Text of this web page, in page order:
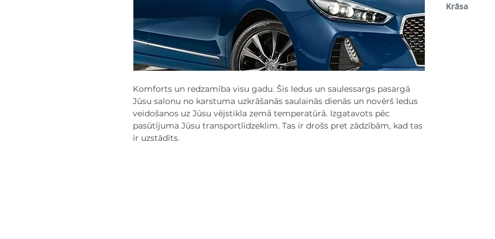
Komforts un redzamība visu gadu. Šis ledus un saulessargs pasargā
Jūsu salonu no karstuma uzkrāšanās saulainās dienās un novērš ledus
veidošanos uz Jūsu vējstikla zemā temperatūrā. Izgatavots pēc
pasūtījuma Jūsu transportlīdzeklim. Tas ir drošs pret zādzībām, kad tas
ir uzstādīts.
Krāsa